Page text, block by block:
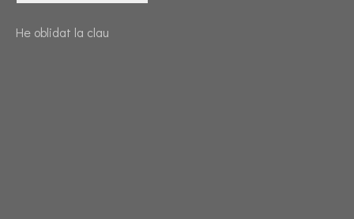
He oblidat la clau